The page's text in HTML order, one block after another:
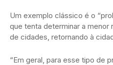
Um exemplo clássico é o
que tenta determinar a menor
de cidades, retornando à
“Em geral, para esse tipo de